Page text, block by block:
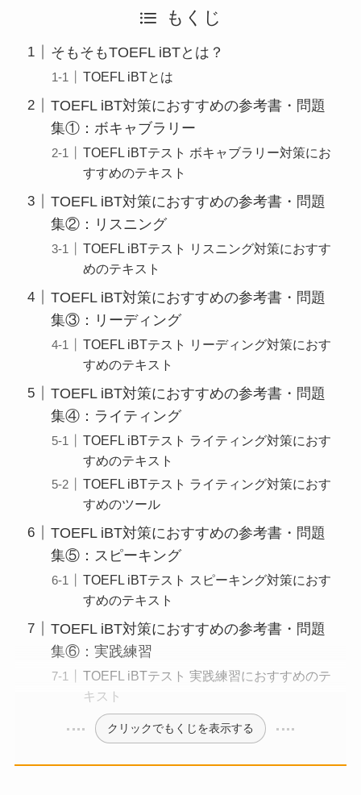
もくじ
そもそもTOEFL iBTとは？
TOEFL iBTとは
TOEFL iBT対策におすすめの参考書・問題
集①：ボキャブラリー
TOEFL iBTテスト ボキャブラリー対策にお
すすめのテキスト
TOEFL iBT対策におすすめの参考書・問題
集②：リスニング
TOEFL iBTテスト リスニング対策におすす
めのテキスト
TOEFL iBT対策におすすめの参考書・問題
集③：リーディング
TOEFL iBTテスト リーディング対策におす
すめのテキスト
TOEFL iBT対策におすすめの参考書・問題
集④：ライティング
TOEFL iBTテスト ライティング対策におす
すめのテキスト
TOEFL iBTテスト ライティング対策におす
すめのツール
TOEFL iBT対策におすすめの参考書・問題
集⑤：スピーキング
TOEFL iBTテスト スピーキング対策におす
すめのテキスト
TOEFL iBT対策におすすめの参考書・問題
集⑥：実践練習
TOEFL iBTテスト 実践練習におすすめのテ
キスト
クリックでもくじを表示する